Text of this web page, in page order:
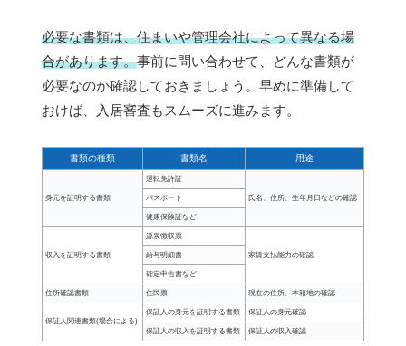
必要な書類は、住まいや管理会社によって異なる場
合があります。事前に問い合わせて、どんな書類が
必要なのか確認しておきましょう。早めに準備して
おけば、入居審査もスムーズに進みます。
書類の種類 書類名 用途
身元を証明する書類
運転免許証
氏名、住所、生年月日などの確認
パスポート
健康保険証など
収入を証明する書類
源泉徴収票
家賃支払能力の確認
給与明細書
確定申告書など
住所確認書類 住民票 現在の住所、本籍地の確認
保証人関連書類(場合による)
保証人の身元を証明する書類 保証人の身元確認
保証人の収入を証明する書類 保証人の収入確認